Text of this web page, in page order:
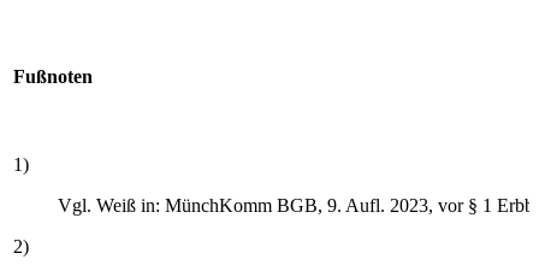
Fußnoten
1)
Vgl. Weiß in: MünchKomm BGB, 9. Aufl. 2023, vor § 1
2)